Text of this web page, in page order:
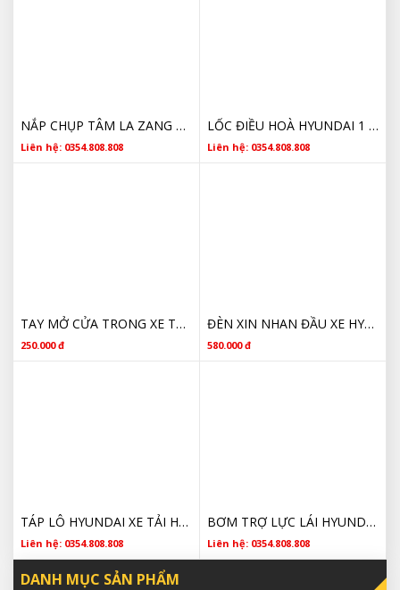
NẮP CHỤP TÂM LA ZANG CHẮN MỠ HYUNDAI COUNTY 518515H001
Liên hệ: 0354.808.808
LỐC ĐIỀU HOÀ HYUNDAI 1 TẤN CHÍNH HÃNG
Liên hệ: 0354.808.808
TAY MỞ CỬA TRONG XE TẢI HYUNDAI HD 15 TẤN GIÁ RẺ 823207A002
250.000 đ
ĐÈN XIN NHAN ĐẦU XE HYUNDAI COUNTY GIÁ RẺ
580.000 đ
TÁP LÔ HYUNDAI XE TẢI HD72 CHÍNH HÃNG
Liên hệ: 0354.808.808
BƠM TRỢ LỰC LÁI HYUNDAI COUNTY, HD72, HD78 571505H101
Liên hệ: 0354.808.808
DANH MỤC SẢN PHẨM